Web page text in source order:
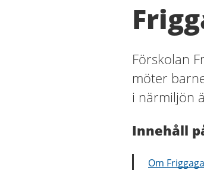
Förskolan
möter
i närmiljön
Innehåll
Om